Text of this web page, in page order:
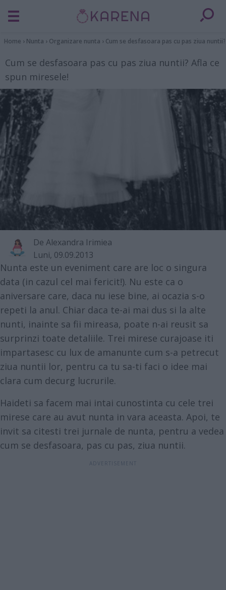
Home › Nunta › Organizare nunta › Cum se desfasoara pas cu pas ziua
Cum se desfasoara pas cu pas ziua nuntii? Afla ce
spun miresele!
De Alexandra Irimiea
Luni, 09.09.2013
Nunta este un eveniment care are loc o singura
data (in cazul cel mai fericit!). Nu este ca o
aniversare care, daca nu iese bine, ai ocazia s-o
repeti la anul. Chiar daca te-ai mai dus si la alte
nunti, inainte sa fii mireasa, poate n-ai reusit sa
surprinzi toate detaliile. Trei mirese curajoase iti
impartasesc cu lux de amanunte cum s-a petrecut
ziua nuntii lor, pentru ca tu sa-ti faci o idee mai
clara cum decurg lucrurile.
Haideti sa facem mai intai cunostinta cu cele trei
mirese care au avut nunta in vara aceasta. Apoi, te
invit sa citesti trei jurnale de nunta, pentru a vedea
cum se desfasoara, pas cu pas, ziua nuntii.